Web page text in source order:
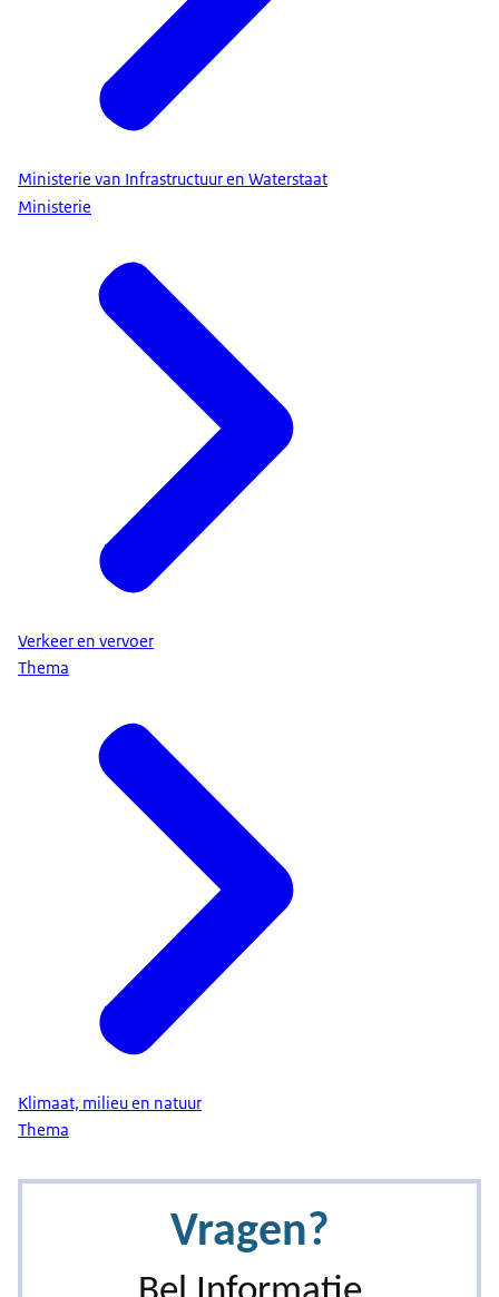
Ministerie van Infrastructuur en Waterstaat
Ministerie
Verkeer en vervoer
Thema
Klimaat, milieu en natuur
Thema